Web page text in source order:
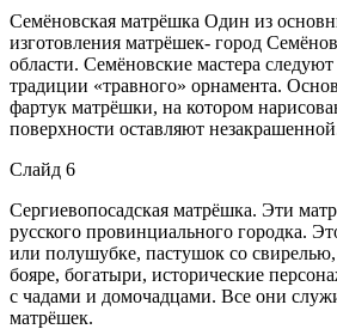
Семёновская матрёшка Один из
изготовления матрёшек- город
области. Семёновские мастера
традиции «травного» орнамента.
фартук матрёшки, на котором
поверхности оставляют
Слайд 6
Сергиевопосадская матрёшка. Эти
русского провинциального городка.
или полушубке, пастушок со
бояре, богатыри, исторические
с чадами и домочадцами. Все они
матрёшек.